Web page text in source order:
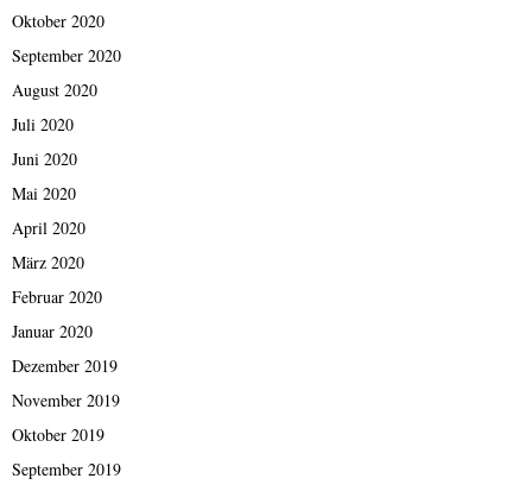
Oktober 2020
September 2020
August 2020
Juli 2020
Juni 2020
Mai 2020
April 2020
März 2020
Februar 2020
Januar 2020
Dezember 2019
November 2019
Oktober 2019
September 2019